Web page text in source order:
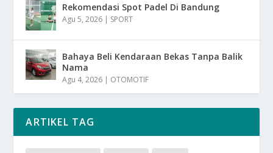
Rekomendasi Spot Padel Di Bandung
Agu 5, 2026 | SPORT
Bahaya Beli Kendaraan Bekas Tanpa Balik
Nama
Agu 4, 2026 | OTOMOTIF
ARTIKEL TAG